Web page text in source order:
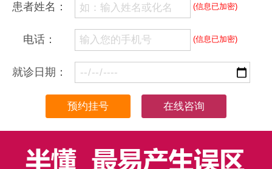
患者姓名： (信息已加密)
电话： (信息已加密)
就诊日期：
在线咨询